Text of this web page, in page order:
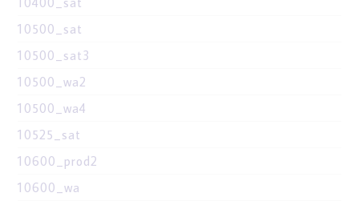
10500_sat
10500_sat3
10500_wa2
10500_wa4
10525_sat
10600_prod2
10600_wa